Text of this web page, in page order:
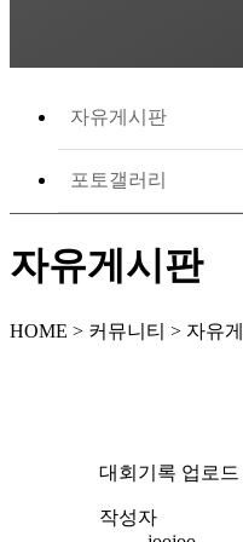
자유게시판
포토갤러리
자유게시판
HOME > 커뮤니티 > 자유
대회기록 업로드
작성자